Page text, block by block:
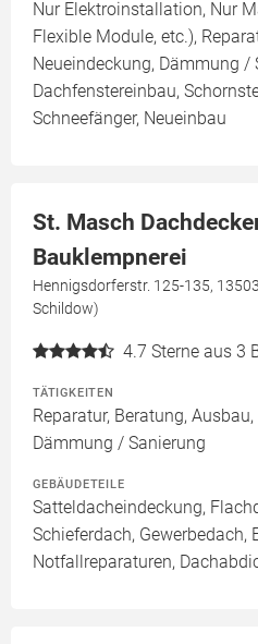
Nur Elektroinstallation, Nur
Flexible Module, etc.),
Neueindeckung, Dämmung /
Dachfenstereinbau,
Schneefänger, Neueinbau
St. Masch
Bauklempnerei
Hennigsdorferstr. 125-135,
Schildow)
4.7 Sterne aus 3
TÄTIGKEITEN
Reparatur, Beratung,
Dämmung / Sanierung
GEBÄUDETEILE
Satteldacheindeckung,
Schieferdach, Gewerbedach,
Notfallreparaturen,